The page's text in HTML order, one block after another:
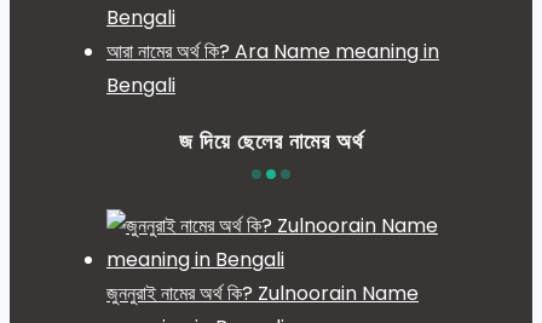
Bengali
আরা নামের অর্থ কি? Ara Name meaning in
Bengali
জ দিয়ে ছেলের নামের অর্থ
জুননুরাই নামের অর্থ কি? Zulnoorain Name